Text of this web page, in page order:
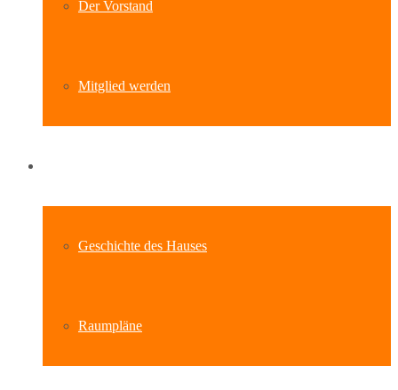
Der Vorstand
Mitglied werden
Geschichte des Hauses
Raumpläne